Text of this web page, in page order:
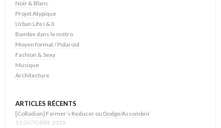
Noir & Blanc
Projet Atypique
Urban Life I & II
Bambie dans le métro
Moyen format / Polaroid
Fashion & Sexy
Musique
Architecture
ARTICLES RÉCENTS
[Collodion] Farmer’s Reducer ou Dodge/Assombrir
11 OCTOBRE 2015